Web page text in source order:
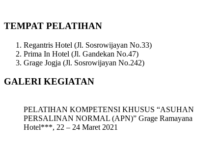
TEMPAT PELATIHAN
Regantris Hotel (Jl. Sosrowijayan No.33)
Prima In Hotel (Jl. Gandekan No.47)
Grage Jogja (Jl. Sosrowijayan No.242)
GALERI KEGIATAN
PELATIHAN KOMPETENSI KHUSUS “ASUHAN
PERSALINAN NORMAL (APN)” Grage Ramayana
Hotel***, 22 – 24 Maret 2021